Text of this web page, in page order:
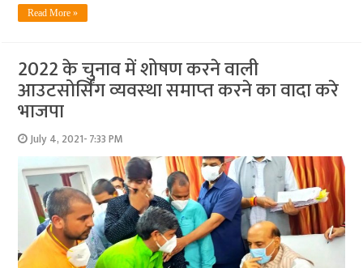
Read More »
2022 के चुनाव में शोषण करने वाली
आउटसोर्सिंग व्‍यवस्‍था समाप्‍त करने का वादा करे
भाजपा
July 4, 2021- 7:33 PM